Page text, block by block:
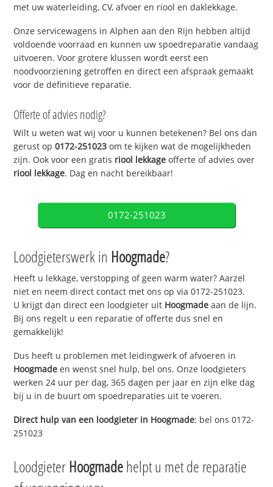
met uw waterleiding, CV, afvoer en riool en daklekkage.
Onze servicewagens in Alphen aan den Rijn hebben altijd
voldoende voorraad en kunnen uw spoedreparatie vandaag
uitvoeren. Voor grotere klussen wordt eerst een
noodvoorziening getroffen en direct een afspraak gemaakt
voor de definitieve reparatie.
Offerte of advies nodig?
Wilt u weten wat wij voor u kunnen betekenen? Bel ons dan
gerust op0172-251023 om te kijken wat de mogelijkheden
zijn. Ook voor een gratis riool lekkage offerte of advies over
riool lekkage. Dag en nacht bereikbaar!
0172-251023
Loodgieterswerk in Hoogmade?
Heeft u lekkage, verstopping of geen warm water? Aarzel
niet en neem direct contact met ons op via 0172-251023.
U krijgt dan direct een loodgieter uit Hoogmade aan de lijn.
Bij ons regelt u een reparatie of offerte dus snel en
gemakkelijk!
Dus heeft u problemen met leidingwerk of afvoeren in
Hoogmade en wenst snel hulp, bel ons. Onze loodgieters
werken 24 uur per dag, 365 dagen per jaar en zijn elke dag
bij u in de buurt om spoedreparaties uit te voeren.
Direct hulp van een loodgieter in Hoogmade: bel ons 0172-
251023
Loodgieter Hoogmadehelpt u met de reparatie